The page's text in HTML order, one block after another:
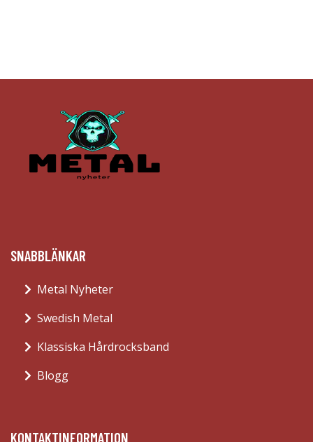
SNABBLÄNKAR
Metal Nyheter
Swedish Metal
Klassiska Hårdrocksband
Blogg
KONTAKTINFORMATION